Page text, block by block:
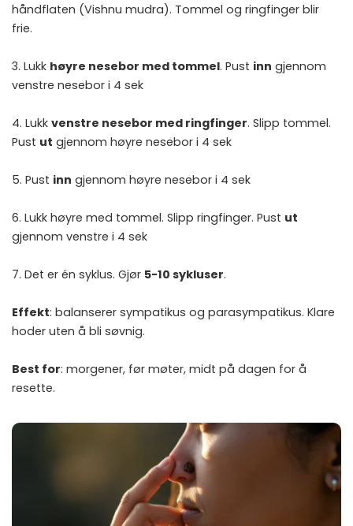
håndflaten (Vishnu mudra). Tommel og ringfinger blir
frie.
3. Lukk høyre nesebor med tommel. Pust inn gjennom
venstre nesebor i 4 sek
4. Lukk venstre nesebor med ringfinger. Slipp tommel.
Pust ut gjennom høyre nesebor i 4 sek
5. Pust inn gjennom høyre nesebor i 4 sek
6. Lukk høyre med tommel. Slipp ringfinger. Pust ut
gjennom venstre i 4 sek
7. Det er én syklus. Gjør 5-10 sykluser.
Effekt: balanserer sympatikus og parasympatikus. Klare
hoder uten å bli søvnig.
Best for: morgener, før møter, midt på dagen for å
resette.